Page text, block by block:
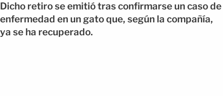
Dicho retiro se emitió tras confirmarse un caso de
enfermedad en un gato que, según la compañía,
ya se ha recuperado.